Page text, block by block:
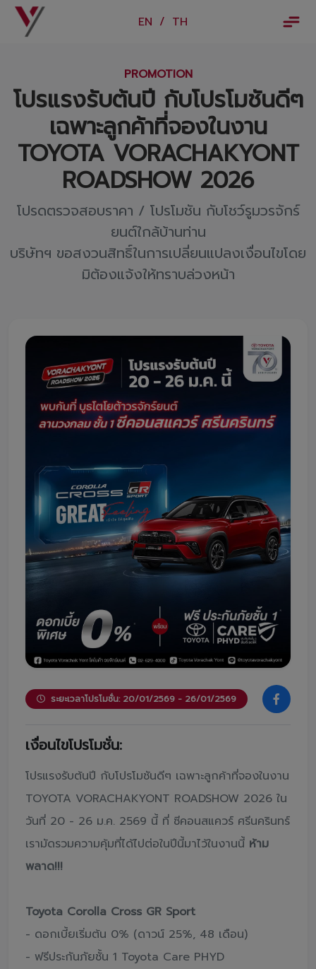
EN / TH ×
เกี่ยวกับเรา
ปฏิทินกิจกรรมและวันหยุด
ข่าว
ศูนย์บริการและอะไหล่
โปรโมชั่นบริการหลังการขาย
กิจกรรม
ติดต่อเราและนัดหมาย
PROMOTION
โปรแรงรับต้นปี กับโปรโมชันดีๆ
เฉพาะลูกค้าที่จองในงาน
TOYOTA VORACHAKYONT
ROADSHOW 2026
โปรดตรวจสอบราคา / โปรโมชัน กับโชว์รูมวรจักร์
ยนต์ใกล้บ้านท่าน
บริษัทฯ ขอสงวนสิทธิ์ในการเปลี่ยนแปลงเงื่อนไขโดย
มิต้องแจ้งให้ทราบล่วงหน้า
ระยะเวลาโปรโมชั่น: 20/01/2569 - 26/01/2569
เงื่อนไขโปรโมชั่น:
โปรแรงรับต้นปี กับโปรโมชันดีๆ เฉพาะลูกค้าที่จองในงาน
TOYOTA VORACHAKYONT ROADSHOW 2026 ใน
วันที่ 20 - 26 ม.ค. 2569 นี้ ที่ ซีคอนสแควร์ ศรีนครินทร์
เรามัดรวมความคุ้มที่ได้ไปต่อในปีนี้มาไว้ในงานนี้ ห้าม
พลาด!!!
Toyota Corolla Cross GR Sport
- ดอกเบี้ยเริ่มต้น 0% (ดาวน์ 25%, 48 เดือน)
- ฟรีประกันภัยชั้น 1 Toyota Care PHYD